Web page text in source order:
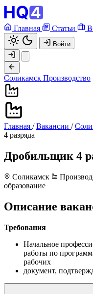
Главная Статьи
Войти
Соликамск Производство
Главная / Вакансии /
4 разряда
Дробильщик 4
Соликамск
образование
Описание
Требования
Начальное
работы по
рабочих
документ,